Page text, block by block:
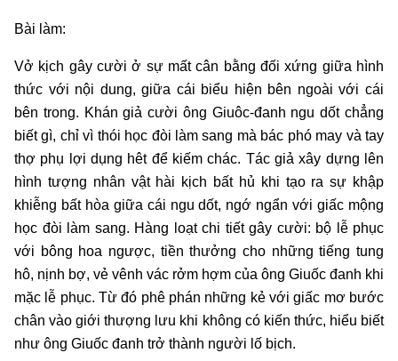
Bài làm:
Vở kịch gây cười ở sự mất cân bằng đối xứng giữa hình
thức với nội dung, giữa cái biểu hiện bên ngoài với cái
bên trong. Khán giả cười ông Giuôc-đanh ngu dốt chẳng
biết gì, chỉ vì thói học đòi làm sang mà bác phó may và tay
thợ phụ lợi dụng hêt để kiếm chác. Tác giả xây dựng lên
hình tượng nhân vật hài kịch bất hủ khi tạo ra sự khập
khiễng bất hòa giữa cái ngu dốt, ngớ ngẩn với giấc mộng
học đòi làm sang. Hàng loạt chi tiết gây cười: bộ lễ phục
với bông hoa ngược, tiền thưởng cho những tiếng tung
hô, nịnh bợ, vẻ vênh vác rởm hợm của ông Giuốc đanh khi
mặc lễ phục. Từ đó phê phán những kẻ với giấc mơ bước
chân vào giới thượng lưu khi không có kiến thức, hiểu biết
như ông Giuốc đanh trở thành người lố bịch.